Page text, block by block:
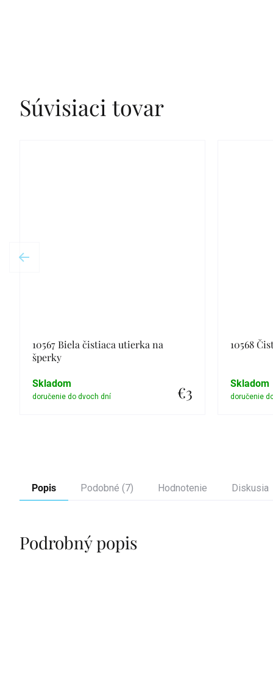
Súvisiaci tovar
10567 Biela čistiaca utierka na
šperky
€3
Skladom
10568
Skladom
Popis Podobné (7) Hodnotenie Diskusia
Podrobný popis